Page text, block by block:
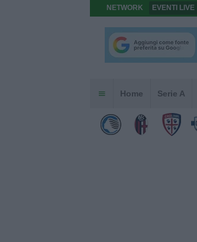
NETWORK EVENTI LIVE
Home Serie A